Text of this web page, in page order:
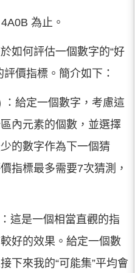
為止。
如何評估一個數字的“好
價指標。簡介如下：
：給定一個數字，考慮這
內元素的個數，並選擇
的數字作為下一個猜
指標最多需要7次猜測，
這是一個相當直觀的指
好的效果。給定一個數
下來我的“可能集”平均會